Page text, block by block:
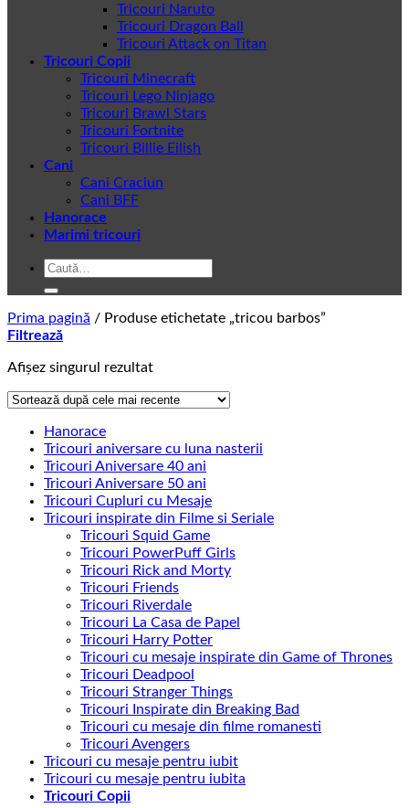
Tricouri Naruto
Tricouri Dragon Ball
Tricouri Attack on Titan
Tricouri Copii
Tricouri Minecraft
Tricouri Lego Ninjago
Tricouri Brawl Stars
Tricouri Fortnite
Tricouri Billie Eilish
Cani
Cani Craciun
Cani BFF
Hanorace
Marimi tricouri
Caută
Prima pagină / Produse etichetate „tricou barbos”
Filtrează
Afișez singurul rezultat
Hanorace
Tricouri aniversare cu luna nasterii
Tricouri Aniversare 40 ani
Tricouri Aniversare 50 ani
Tricouri Cupluri cu Mesaje
Tricouri inspirate din Filme si Seriale
Tricouri Squid Game
Tricouri PowerPuff Girls
Tricouri Rick and Morty
Tricouri Friends
Tricouri Riverdale
Tricouri La Casa de Papel
Tricouri Harry Potter
Tricouri cu mesaje inspirate din Game of Thrones
Tricouri Deadpool
Tricouri Stranger Things
Tricouri Inspirate din Breaking Bad
Tricouri cu mesaje din filme romanesti
Tricouri Avengers
Tricouri cu mesaje pentru iubit
Tricouri cu mesaje pentru iubita
Tricouri Copii